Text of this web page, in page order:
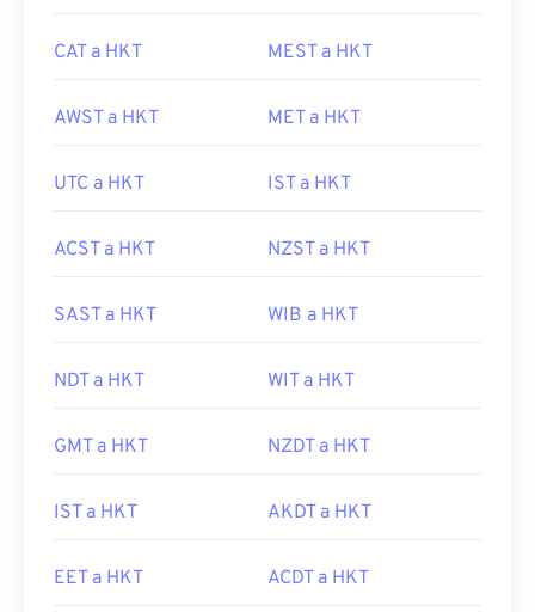
CAT a HKT MEST a HKT
AWST a HKT MET a HKT
UTC a HKT IST a HKT
ACST a HKT NZST a HKT
SAST a HKT WIB a HKT
NDT a HKT WIT a HKT
GMT a HKT NZDT a HKT
IST a HKT AKDT a HKT
EET a HKT ACDT a HKT